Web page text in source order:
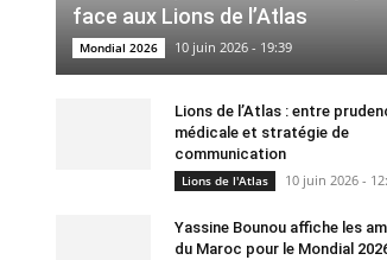
face aux Lions de l’Atlas
Mondial 2026 10 juin 2026 - 19:39
Lions de l’Atlas : entre
médicale et stratégie de
communication
Lions de l'Atlas 10 juin 2026 -
Yassine Bounou affiche les
du Maroc pour le Mondial